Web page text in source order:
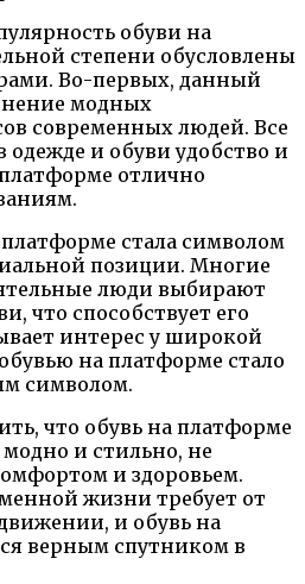
обуви на
степени обусловлены
Во-первых, данный
модных
современных людей. Все
и обуви удобство и
отлично
стала символом
позиции. Многие
люди выбирают
что способствует его
интерес у широкой
на платформе стало
символом.
что обувь на платформе
модно и стильно, не
и здоровьем.
жизни требует от
и обувь на
верным спутником в